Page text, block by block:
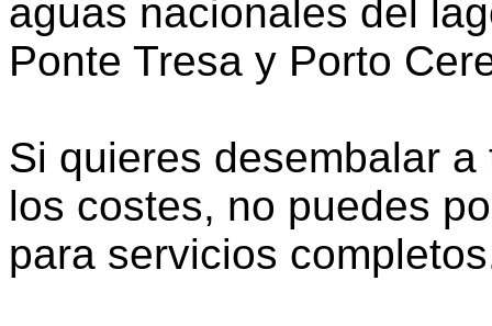
aguas nacionales del
Ponte Tresa y Porto
Si quieres desembalar
los costes, no puedes
para servicios